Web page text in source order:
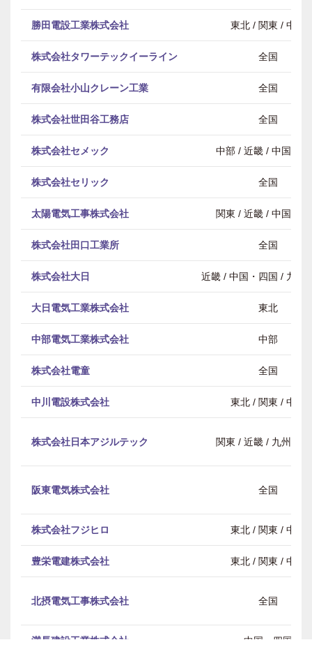
勝田電設工業株式会社 東北 / 関東 / 中部
株式会社タワーテックイーライン 全国
有限会社小山クレーン工業 全国
株式会社世田谷工務店 全国
株式会社セメック 中部 / 近畿 / 中国・
株式会社セリック 全国
太陽電気工事株式会社 関東 / 近畿 / 中国・
株式会社田口工業所 全国
株式会社大日 近畿 / 中国・四国 / 九州
大日電気工業株式会社 東北
中部電気工業株式会社 中部
株式会社電童 全国
中川電設株式会社 東北 / 関東 / 中部
株式会社日本アジルテック 関東 / 近畿 / 九州・
阪東電気株式会社 全国
株式会社フジヒロ 東北 / 関東 / 中部
豊栄電建株式会社 東北 / 関東 / 中部
北摂電気工事株式会社 全国
満長建設工業株式会社 中国・四国